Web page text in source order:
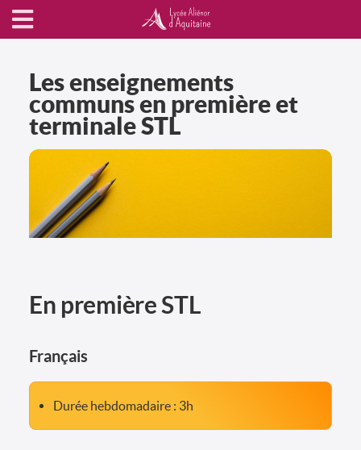
Les enseignements
communs en première et
terminale STL
En première STL
Français
Durée hebdomadaire : 3h